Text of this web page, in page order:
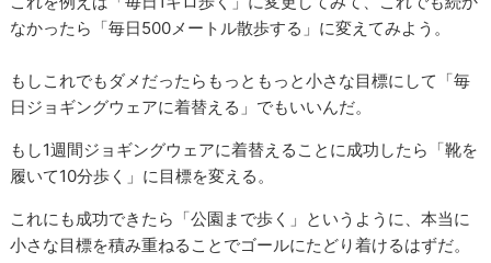
なかったら「毎日500メートル散歩する」に変えてみよう。
もしこれでもダメだったらもっともっと小さな目標にして「毎
日ジョギングウェアに着替える」でもいいんだ。
もし1週間ジョギングウェアに着替えることに成功したら「靴を
履いて10分歩く」に目標を変える。
これにも成功できたら「公園まで歩く」というように、本当に
小さな目標を積み重ねることでゴールにたどり着けるはずだ。